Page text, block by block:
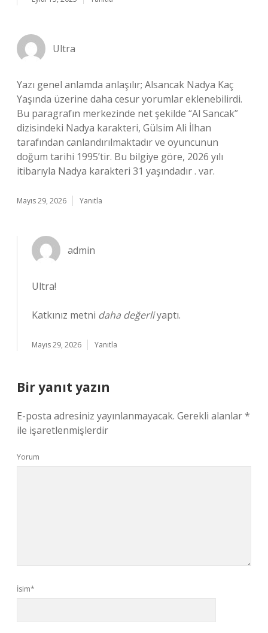
Ultra
Yazı genel anlamda anlaşılır; Alsancak Nadya Kaç
Yaşında üzerine daha cesur yorumlar eklenebilirdi.
Bu paragrafın merkezinde net şekilde “Al Sancak”
dizisindeki Nadya karakteri, Gülsim Ali İlhan
tarafından canlandırılmaktadır ve oyuncunun
doğum tarihi 1995’tir. Bu bilgiye göre, 2026 yılı
itibarıyla Nadya karakteri 31 yaşındadır . var.
Mayıs 29, 2026 Yanıtla
admin
Ultra!
Katkınız metni daha değerliyaptı.
Mayıs 29, 2026 Yanıtla
Bir yanıt yazın
E-posta adresiniz yayınlanmayacak. Gerekli alanlar*
ile işaretlenmişlerdir
Yorum
İsim*